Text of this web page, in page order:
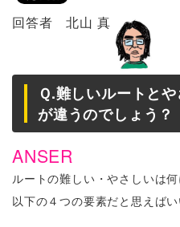
回答者 北山 真
Ｑ.難しいルートと
が違うのでしょう？
ANSER
ルートの難しい・やさしいは
以下の４つの要素だと思えばい